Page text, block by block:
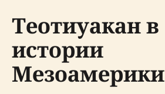
Теотиуакан в
истории
Мезоамерики